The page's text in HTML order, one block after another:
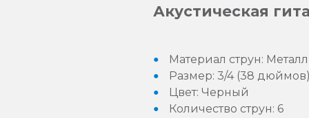
Акустическая
Материал струн: Металл
Размер: 3/4 (38 дюймов)
Цвет: Черный
Количество струн: 6